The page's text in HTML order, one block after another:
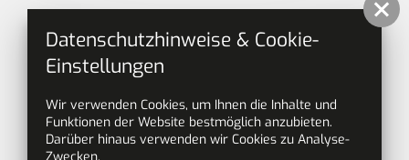
!Telefonnummer
E-Mail-Adresse
Daten zu Deiner Person
Datenschutzhinweise & Cookie-
Einstellungen
Wir verwenden Cookies, um Ihnen die Inhalte und
Funktionen der Website bestmöglich anzubieten.
Darüber hinaus verwenden wir Cookies zu Analyse-
Zwecken.